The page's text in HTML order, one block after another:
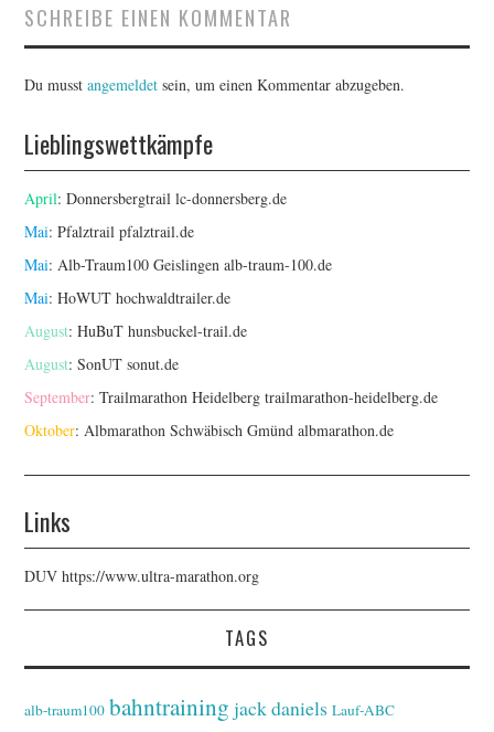
SCHREIBE EINEN KOMMENTAR
Du musstangemeldet sein, um einen Kommentar abzugeben.
Lieblingswettkämpfe
April: Donnersbergtraillc-donnersberg.de
Mai: Pfalztrailpfalztrail.de
Mai: Alb-Traum100 Geislingenalb-traum-100.de
Mai: HoWUThochwaldtrailer.de
August: HuBuThunsbuckel-trail.de
August: SonUTsonut.de
September: Trailmarathon Heidelbergtrailmarathon-heidelberg.de
Oktober: Albmarathon Schwäbisch Gmündalbmarathon.de
Links
DUVhttps://www.ultra-marathon.org
TAGS
alb-traum100 bahntraining jack daniels Lauf-ABC